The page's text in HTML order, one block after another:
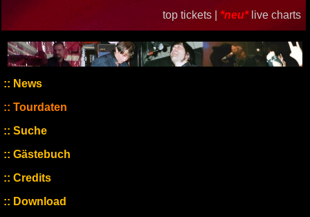
top tickets | *neu* live charts
News
Tourdaten
Suche
Gästebuch
Credits
Download